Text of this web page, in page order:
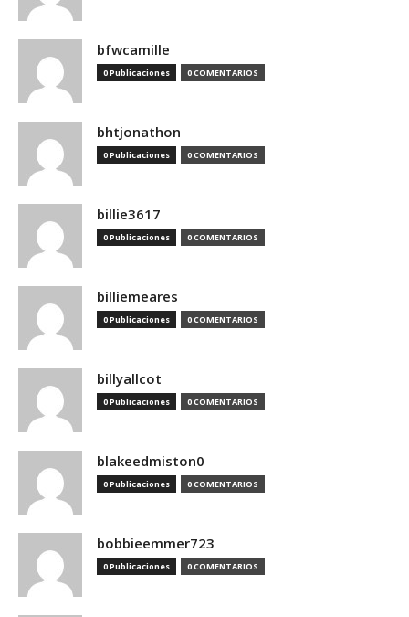
bfwcamille
0 Publicaciones 0 COMENTARIOS
bhtjonathon
0 Publicaciones 0 COMENTARIOS
billie3617
0 Publicaciones 0 COMENTARIOS
billiemeares
0 Publicaciones 0 COMENTARIOS
billyallcot
0 Publicaciones 0 COMENTARIOS
blakeedmiston0
0 Publicaciones 0 COMENTARIOS
bobbieemmer723
0 Publicaciones 0 COMENTARIOS